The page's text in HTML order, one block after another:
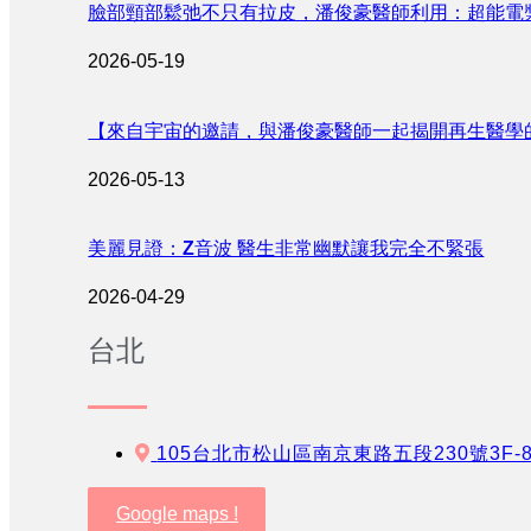
臉部頸部鬆弛不只有拉皮，潘俊豪醫師利用：超能
2026-05-19
【來自宇宙的邀請，與潘俊豪醫師一起揭開再生醫學
2026-05-13
美麗見證：Z音波 醫生非常幽默讓我完全不緊張
2026-04-29
台北
105台北市松山區南京東路五段230號
Google maps !